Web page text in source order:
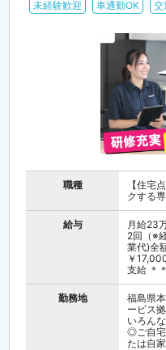
未経験歓迎 車通勤OK 交
職種
【住宅
クする
給与
月給23
2回（※
業代)全
￥
支給 ＊
勤務地
福島県
ービス
いろん
◎ご自宅
たは自